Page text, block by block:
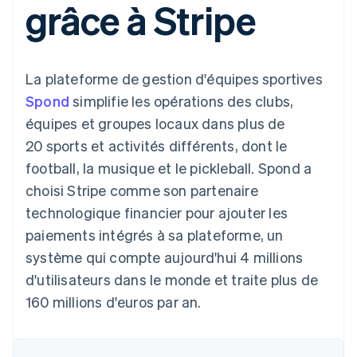
Moyens de
paiement
Accès à plus
Terminal
Paiements en
personne
Authorization
Boost
Acceptation
optimisée
Paiements
accélérés
Financial
Connections
Comptes
associés
Recognition
Comptabilité
automatisée
personnalisés
Data Pipeline
Synchronisation
des données
Plus
l’application
Marketplaces
Gestion financière
Par secteur
Entreprises d'IA
Économie des
créateurs
Jeux
Hôtellerie, voyages et
loisirs
Assurance
Médias et
divertissements
Organisations à but
non lucratif
entreprises
Gérer des
abonnements
Proposer une
bancaires adossées à
des stablecoins
Fournir et gérer des
services avec des
agents
Ressources
Intégrations
d'applications
Exemples de code
Blog des développeurs
État de l'API
Entreprise
annuelle
Carrières
Communiqués de
presse
Stripe Press
Contact
Contacter notre équipe
Devenir partenaire
grâce à Stripe
La plateforme de gestion d'équipes sportives
Spond simplifie les opérations des clubs,
équipes et groupes locaux dans plus de
20 sports et activités différents, dont le
football, la musique et le pickleball. Spond a
choisi Stripe comme son partenaire
technologique financier pour ajouter les
paiements intégrés à sa plateforme, un
système qui compte aujourd'hui 4 millions
d'utilisateurs dans le monde et traite plus de
160 millions d'euros par an.